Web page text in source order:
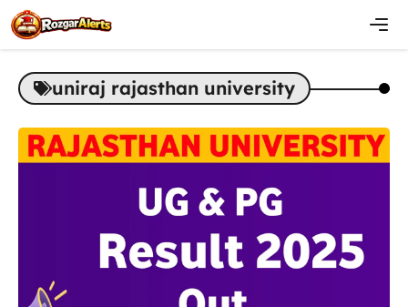
Skip
to
content
uniraj rajasthan university